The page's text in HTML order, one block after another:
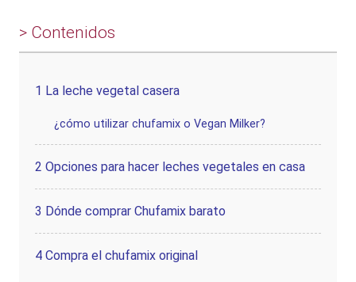
> Contenidos
1 La leche vegetal casera
¿cómo utilizar chufamix o Vegan Milker?
2 Opciones para hacer leches vegetales en casa
3 Dónde comprar Chufamix barato
4 Compra el chufamix original